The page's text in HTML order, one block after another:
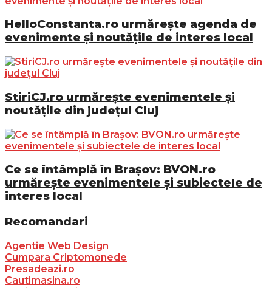
HelloConstanta.ro urmărește agenda de
evenimente și noutățile de interes local
StiriCJ.ro urmărește evenimentele și
noutățile din județul Cluj
Ce se întâmplă în Brașov: BVON.ro
urmărește evenimentele și subiectele de
interes local
Recomandari
Agentie Web Design
Cumpara Criptomonede
Presadeazi.ro
Cautimasina.ro